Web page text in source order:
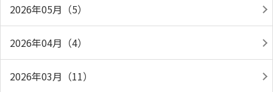
2026年05月（5）
2026年04月（4）
2026年03月（11）